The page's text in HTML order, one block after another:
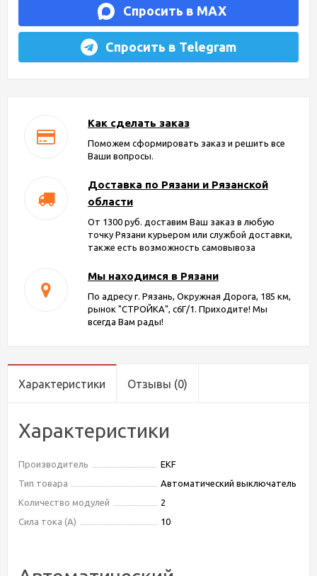
Спросить в MAX
Спросить в Telegram
Как сделать заказ
Поможем сформировать заказ и решить все
Ваши вопросы.
Доставка по Рязани и Рязанской
области
От 1300 руб. доставим Ваш заказ в любую
точку Рязани курьером или службой доставки,
также есть возможность самовывоза
Мы находимся в Рязани
По адресу г. Рязань, Окружная Дорога, 185 км,
рынок "СТРОЙКА", с6Г/1. Приходите! Мы
всегда Вам рады!
Характеристики Отзывы (0)
Характеристики
Производитель
EKF
Тип товара
Автоматический выключатель
Количество модулей
2
Сила тока (А)
10